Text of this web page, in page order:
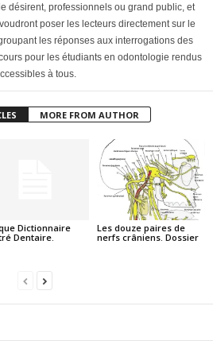
désirent, professionnels ou grand public, et
poser les lecteurs directement sur le
les réponses aux interrogations des
pour les étudiants en odontologie rendus
à tous.
MORE FROM AUTHOR
Dictionnaire
Dentaire.
Les douze paires de
nerfs crâniens. Dossier